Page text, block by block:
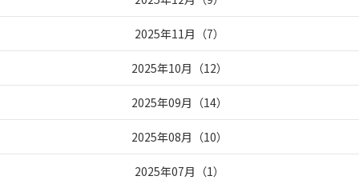
2025年11月 （7）
2025年10月 （12）
2025年09月 （14）
2025年08月 （10）
2025年07月 （1）